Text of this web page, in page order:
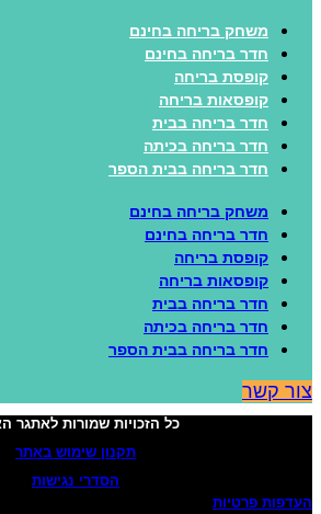
משחק בריחה בחינם
חדר בריחה בחינם
קופסת בריחה
קופסאות בריחה
חדר בריחה בבית
חדר בריחה בכיתה
חדר בריחה בבית הספר
משחק בריחה בחינם
חדר בריחה בחינם
קופסת בריחה
קופסאות בריחה
חדר בריחה בבית
חדר בריחה בכיתה
חדר בריחה בבית הספר
קשר
כל הזכויות שמורות לאתגר
תקנון שימוש באתר
הסדרי נגישות
פרטיות